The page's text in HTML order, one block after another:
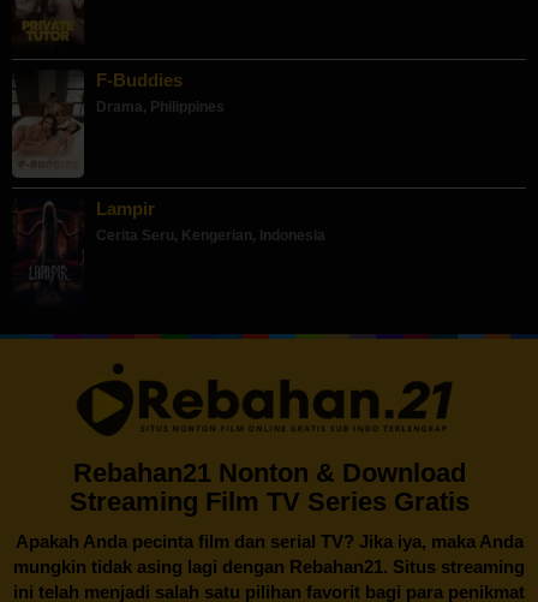
F-Buddies
Drama, Philippines
Lampir
Cerita Seru, Kengerian, Indonesia
Rebahan21 Nonton & Download
Streaming Film TV Series Gratis
Apakah Anda pecinta film dan serial TV? Jika iya, maka Anda
mungkin tidak asing lagi dengan Rebahan21. Situs streaming
ini telah menjadi salah satu pilihan favorit bagi para penikmat